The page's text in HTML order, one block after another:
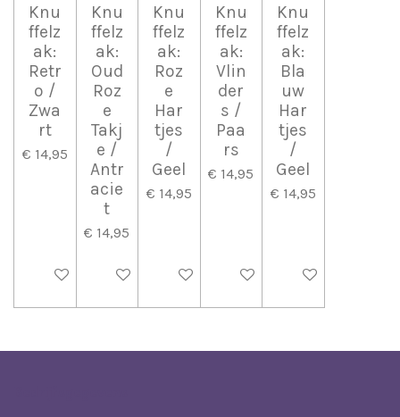
Knu
ffelz
ak:
Retr
o /
Zwa
rt
€ 14,95
In winkelwagen
Knu
ffelz
ak:
Oud
Roz
e
Takj
e /
Antr
acie
t
€ 14,95
In winkelwagen
Knu
ffelz
ak:
Roz
e
Har
tjes
/
Geel
€ 14,95
In winkelwagen
Knu
ffelz
ak:
Vlin
der
s /
Paa
rs
€ 14,95
In winkelwagen
Knu
ffelz
ak:
Bla
uw
Har
tjes
/
Geel
€ 14,95
In winkelwagen